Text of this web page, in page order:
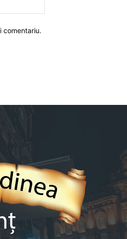
comentariu.